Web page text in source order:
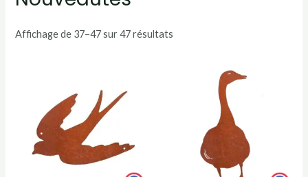
Affichage de 37–47 sur 47 résultats